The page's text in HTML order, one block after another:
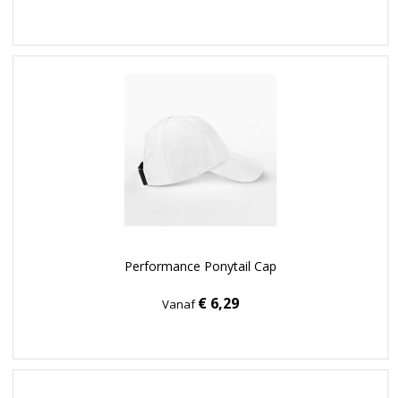
Performance Ponytail Cap
Vanaf€ 6,29